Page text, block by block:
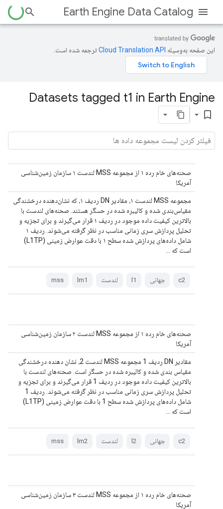
Earth Engine Data Catalog
این صفحه به‌وسیله ترجمه شده است.
Datasets tagged t1 in Earth Engine
bookmark_border
صحنه‌های خام رده ۱ از مجموعه MSS لندست ۱ سازمان زمین‌شناسی
آمریکا
مجموعه MSS لندست ۱، مقادیر DN ردیف ۱، که نشان‌دهنده درخشندگی
مقیاس‌بندی شده و کالیبره شده در حسگر هستند. صحنه‌های لندست با
بالاترین کیفیت داده موجود در ردیف ۱ قرار می‌گیرند و برای تجزیه و
تحلیل پردازش سری زمانی مناسب در نظر گرفته می‌شوند. ردیف ۱
شامل داده‌های پردازش شده سطح ۱ با دقت عوارض زمینی (L1TP)
است که ...
c2 جهانی l1 لندست lm1
mss
صحنه‌های خام رده ۱ از مجموعه MSS لندست ۲ سازمان زمین‌شناسی
آمریکا
مقادیر DN ردیف 1 مجموعه MSS لندست 2، نشان دهنده درخشندگی
مقیاس بندی شده و کالیبره شده در حسگر است. صحنه‌های لندست با
بالاترین کیفیت داده موجود در ردیف 1 قرار می‌گیرند و برای تجزیه و
تحلیل پردازش سری زمانی مناسب در نظر گرفته می‌شوند. ردیف 1
شامل داده‌های پردازش شده سطح 1 با دقت عوارض زمینی (L1TP)
است که ...
c2 جهانی l2 لندست lm2
mss
صحنه‌های خام رده ۱ از مجموعه MSS لندست ۳ سازمان زمین‌شناسی
آمریکا